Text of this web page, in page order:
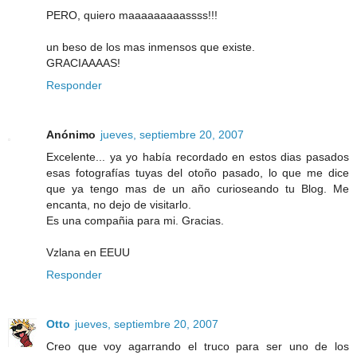
PERO, quiero maaaaaaaaassss!!!
un beso de los mas inmensos que existe.
GRACIAAAAS!
Responder
Anónimo jueves, septiembre 20, 2007
Excelente... ya yo había recordado en estos dias pasados
esas fotografías tuyas del otoño pasado, lo que me dice
que ya tengo mas de un año curioseando tu Blog. Me
encanta, no dejo de visitarlo.
Es una compañia para mi. Gracias.
Vzlana en EEUU
Responder
Otto jueves, septiembre 20, 2007
Creo que voy agarrando el truco para ser uno de los